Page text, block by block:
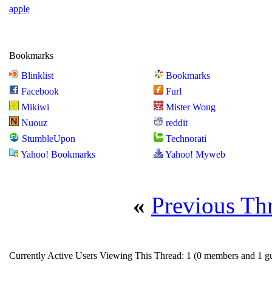
apple
Bookmarks
Blinklist
Bookmarks
Facebook
Furl
Mikiwi
Mister Wong
Nuouz
reddit
StumbleUpon
Technorati
Yahoo! Bookmarks
Yahoo! Myweb
« Previous
Currently Active Users Viewing This Thread: 1 (0 members and 1